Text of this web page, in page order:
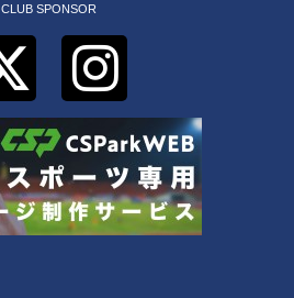
CLUB SPONSOR